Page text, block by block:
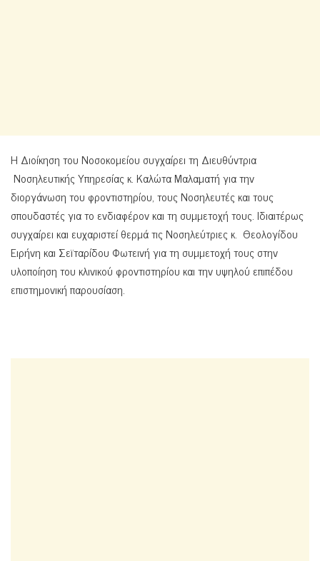
Η Διοίκηση του Νοσοκομείου συγχαίρει τη Διευθύντρια
Νοσηλευτικής Υπηρεσίας κ. Καλώτα Μαλαματή για την
διοργάνωση του φροντιστηρίου, τους Νοσηλευτές και τους
σπουδαστές για το ενδιαφέρον και τη συμμετοχή τους. Ιδιαιτέρως
συγχαίρει και ευχαριστεί θερμά τις Νοσηλεύτριες κ. Θεολογίδου
Ειρήνη και Σεϊταρίδου Φωτεινή για τη συμμετοχή τους στην
υλοποίηση του κλινικού φροντιστηρίου και την υψηλού επιπέδου
επιστημονική παρουσίαση.